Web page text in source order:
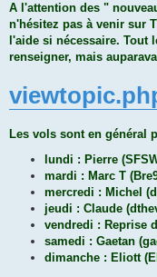
a
g
A l'attention des "
n'hésitez pas à venir sur
l'aide si nécessaire. Tout
renseigner, mais
Les vols sont en général
lundi : Pierre
mardi : Marc T
mercredi : Michel
jeudi : Claude
vendredi : Reprise
samedi : Gaetan
dimanche : Eliott